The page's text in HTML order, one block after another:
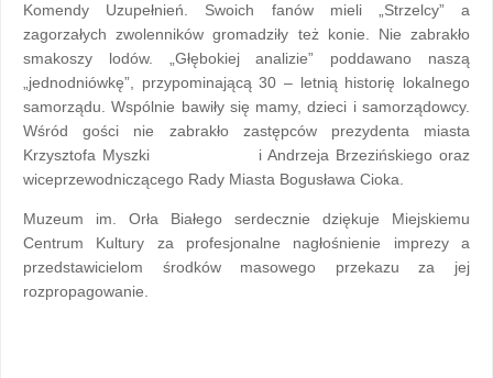
Komendy Uzupełnień. Swoich fanów mieli „Strzelcy” a
zagorzałych zwolenników gromadziły też konie. Nie zabrakło
smakoszy lodów. „Głębokiej analizie” poddawano naszą
„jednodniówkę”, przypominającą 30 – letnią historię lokalnego
samorządu. Wspólnie bawiły się mamy, dzieci i samorządowcy.
Wśród gości nie zabrakło zastępców prezydenta miasta
Krzysztofa Myszki i Andrzeja Brzezińskiego oraz
wiceprzewodniczącego Rady Miasta Bogusława Cioka.
Muzeum im. Orła Białego serdecznie dziękuje Miejskiemu
Centrum Kultury za profesjonalne nagłośnienie imprezy a
przedstawicielom środków masowego przekazu za jej
rozpropagowanie.